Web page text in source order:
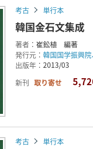
考古 単行本
韓国金石文集
著者： 崔鈆植 編著
発行元： 韓国国学振興
出版年： 2013/03
新刊 取り寄せ
考古 単行本